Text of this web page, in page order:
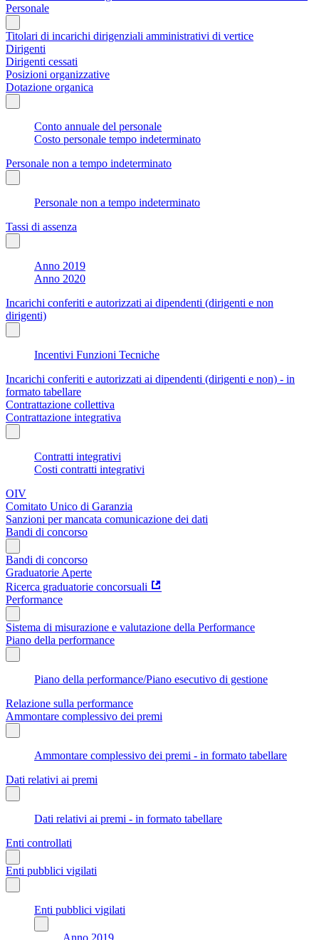
Personale
Titolari di incarichi dirigenziali amministrativi di vertice
Dirigenti
Dirigenti cessati
Posizioni organizzative
Dotazione organica
Conto annuale del personale
Costo personale tempo indeterminato
Personale non a tempo indeterminato
Personale non a tempo indeterminato
Tassi di assenza
Anno 2019
Anno 2020
Incarichi conferiti e autorizzati ai dipendenti (dirigenti e non
dirigenti)
Incentivi Funzioni Tecniche
Incarichi conferiti e autorizzati ai dipendenti (dirigenti e non) - in
formato tabellare
Contrattazione collettiva
Contrattazione integrativa
Contratti integrativi
Costi contratti integrativi
OIV
Comitato Unico di Garanzia
Sanzioni per mancata comunicazione dei dati
Bandi di concorso
Bandi di concorso
Graduatorie Aperte
Ricerca graduatorie concorsuali
Performance
Sistema di misurazione e valutazione della Performance
Piano della performance
Piano della performance/Piano esecutivo di gestione
Relazione sulla performance
Ammontare complessivo dei premi
Ammontare complessivo dei premi - in formato tabellare
Dati relativi ai premi
Dati relativi ai premi - in formato tabellare
Enti controllati
Enti pubblici vigilati
Enti pubblici vigilati
Anno 2019